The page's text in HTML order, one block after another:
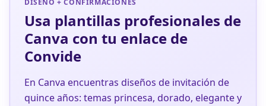
DISEÑO + CONFIRMACIONES
Usa plantillas profesionales de
Canva con tu enlace de
Convide
En Canva encuentras diseños de invitación de
quince años: temas princesa, dorado, elegante y